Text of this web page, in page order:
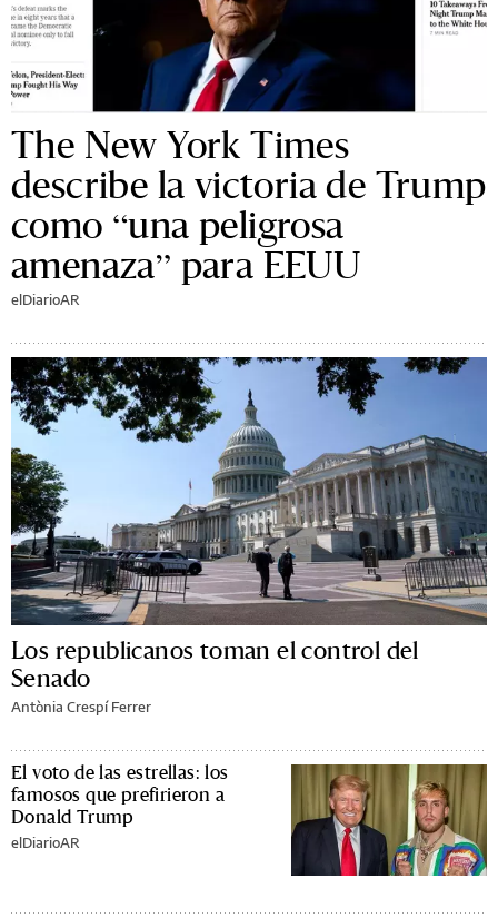
The New York Times
describe la victoria de Trump
como “una peligrosa
amenaza” para EEUU
elDiarioAR
Los republicanos toman el control del
Senado
Antònia Crespí Ferrer
El voto de las estrellas: los
famosos que prefirieron a
Donald Trump
elDiarioAR